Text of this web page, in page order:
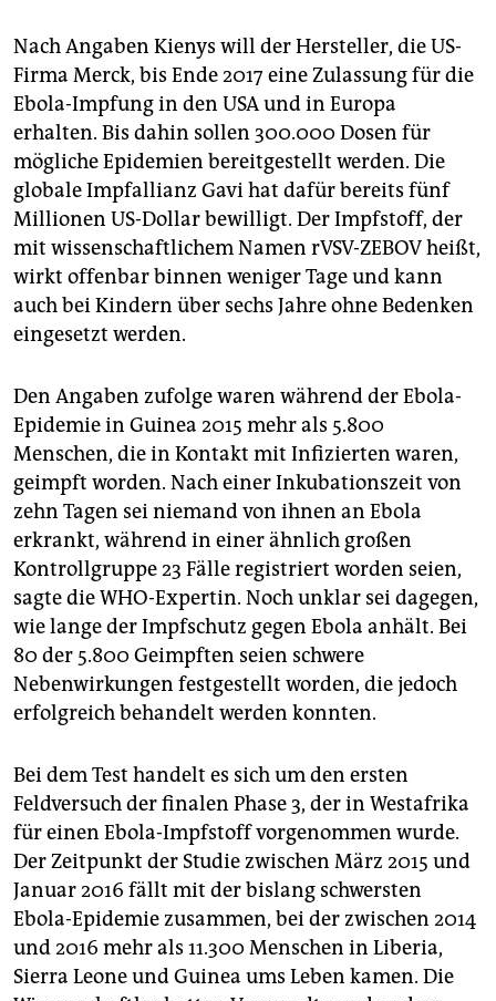
Nach Angaben Kienys will der Hersteller, die US-
Firma Merck, bis Ende 2017 eine Zulassung für die
Ebola-Impfung in den USA und in Europa
erhalten. Bis dahin sollen 300.000 Dosen für
mögliche Epidemien bereitgestellt werden. Die
globale Impfallianz Gavi hat dafür bereits fünf
Millionen US-Dollar bewilligt. Der Impfstoff, der
mit wissenschaftlichem Namen rVSV-ZEBOV heißt,
wirkt offenbar binnen weniger Tage und kann
auch bei Kindern über sechs Jahre ohne Bedenken
eingesetzt werden.
Den Angaben zufolge waren während der Ebola-
Epidemie in Guinea 2015 mehr als 5.800
Menschen, die in Kontakt mit Infizierten waren,
geimpft worden. Nach einer Inkubationszeit von
zehn Tagen sei niemand von ihnen an Ebola
erkrankt, während in einer ähnlich großen
Kontrollgruppe 23 Fälle registriert worden seien,
sagte die WHO-Expertin. Noch unklar sei dagegen,
wie lange der Impfschutz gegen Ebola anhält. Bei
80 der 5.800 Geimpften seien schwere
Nebenwirkungen festgestellt worden, die jedoch
erfolgreich behandelt werden konnten.
Bei dem Test handelt es sich um den ersten
Feldversuch der finalen Phase 3, der in Westafrika
für einen Ebola-Impfstoff vorgenommen wurde.
Der Zeitpunkt der Studie zwischen März 2015 und
Januar 2016 fällt mit der bislang schwersten
Ebola-Epidemie zusammen, bei der zwischen 2014
und 2016 mehr als 11.300 Menschen in Liberia,
Sierra Leone und Guinea ums Leben kamen. Die